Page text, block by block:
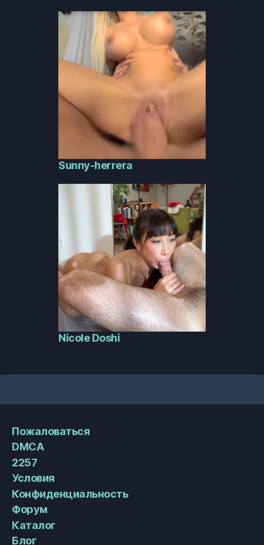
Sunny-herrera
Nicole Doshi
Пожаловаться
DMCA
2257
Условия
Конфиденциальность
Форум
Каталог
Блог